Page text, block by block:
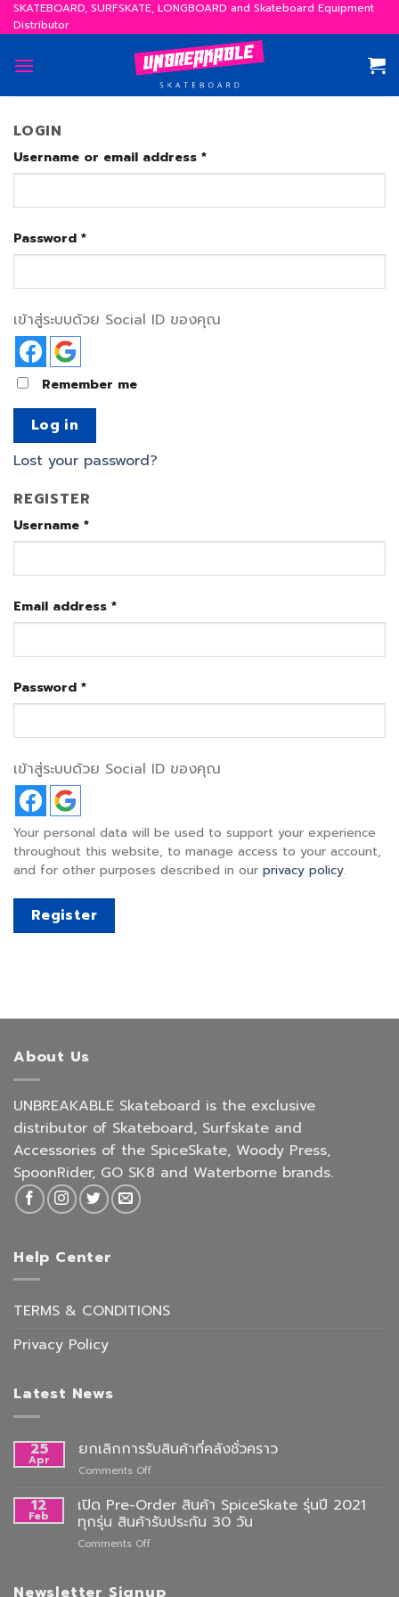
Skip
to
content
SKATEBOARD, SURFSKATE, LONGBOARD and Skateboard Equipment
Distributor
LOGIN
Username or email address *
Password *
เข้าสู่ระบบด้วย Social ID ของคุณ
Remember me
Log in
Lost your password?
REGISTER
Username *
Email address *
Password *
เข้าสู่ระบบด้วย Social ID ของคุณ
Your personal data will be used to support your experience
throughout this website, to manage access to your account,
and for other purposes described in our privacy policy.
Register
About Us
UNBREAKABLE Skateboard is the exclusive
distributor of Skateboard, Surfskate and
Accessories of the SpiceSkate, Woody Press,
SpoonRider, GO SK8 and Waterborne brands.
Help Center
TERMS & CONDITIONS
Privacy Policy
Latest News
25
Apr
ยกเลิกการรับสินค้าที่คลังชั่วคราว
Comments Offon
การ
รับ
สินค้า
12
Feb
เปิด Pre-Order สินค้า SpiceSkate รุ่นปี 2021
ทุกรุ่น สินค้ารับประกัน 30 วัน
Comments Offon
Order
Newsletter Signup